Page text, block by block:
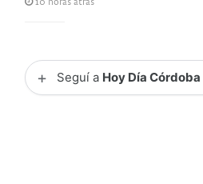
+ Seguí a Hoy Día Córdoba